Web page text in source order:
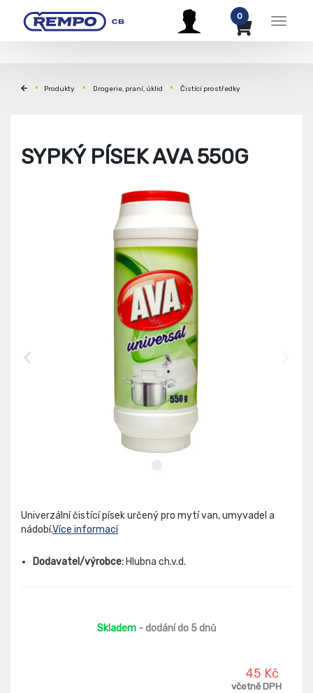
Menu
0
Produkty Drogerie, praní, úklid Čistící prostředky
SYPKÝ PÍSEK AVA 550G
Univerzální čistící písek určený pro mytí van, umyvadel a
nádobí.Více informací
Dodavatel/výrobce: Hlubna ch.v.d.
Skladem - dodání do 5 dnů
45 Kč
včetně DPH